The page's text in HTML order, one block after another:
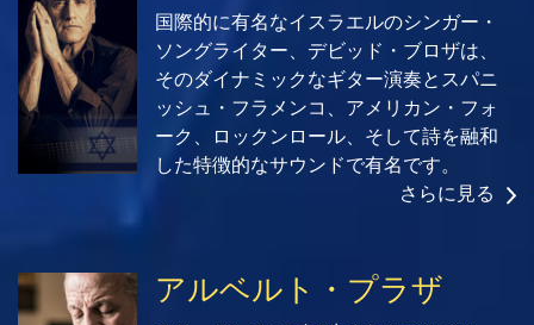
国際的に有名なイスラエルのシンガー・
ソングライター、デビッド・ブロザは、
そのダイナミックなギター演奏とスパニ
ッシュ・フラメンコ、アメリカン・フォ
ーク、ロックンロール、そして詩を融和
した特徴的なサウンドで有名です。
さらに見る
アルベルト・プラザ